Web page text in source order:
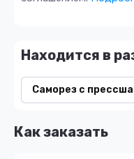
Находится в
Саморез с
Как заказать